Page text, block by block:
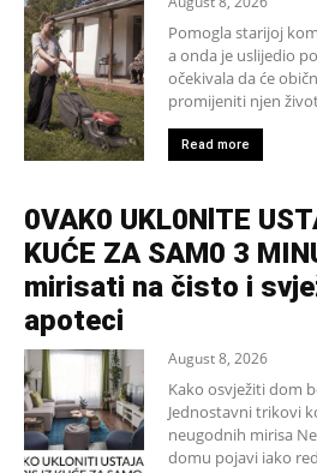
Pomogla starijoj
a onda je uslijedio
očekivala da će
promijeniti njen
Read more
0VAK0 UKL0NlTE
KUĆE ZA SAM0 3
mirisati na čisto i
apoteci
August 8, 2026
Kako osvježiti dom
Jednostavni trikovi
neugodnih mirisa
domu pojavi iako